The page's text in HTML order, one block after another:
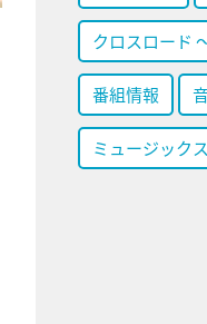
クロスロード
番組情報
ミュージック